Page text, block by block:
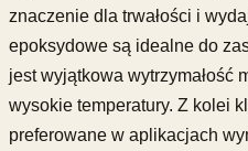
znaczenie dla trwałości i
epoksydowe są idealne do
jest wyjątkowa wytrzymałość
wysokie temperatury. Z kolei
preferowane w aplikacjach